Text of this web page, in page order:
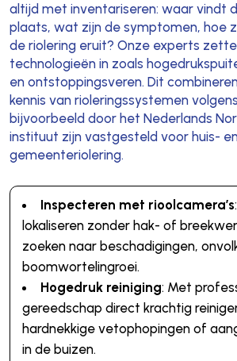
altijd met inventariseren: waar vindt
plaats, wat zijn de symptomen, hoe
de riolering eruit? Onze experts
technologieën in zoals
en ontstoppingsveren. Dit
kennis van rioleringssystemen
bijvoorbeeld door het Nederlands
instituut zijn vastgesteld voor huis-
gemeenteriolering.
Inspecteren met rioolcamera’s
lokaliseren zonder hak- of
zoeken naar beschadigingen,
boomwortelingroei.
Hogedruk reiniging: Met
gereedschap direct krachtig
hardnekkige vetophopingen of
in de buizen.